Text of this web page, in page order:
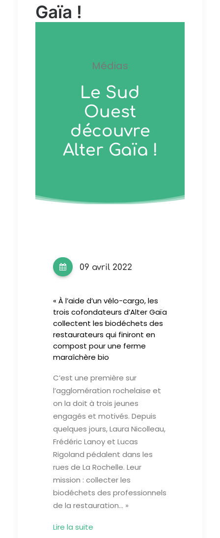
Gaïa !
Médias
Le Sud
Ouest
découvre
Alter Gaïa !
09 avril 2022
« À l’aide d’un vélo-cargo, les
trois cofondateurs d’Alter Gaïa
collectent les biodéchets des
restaurateurs qui finiront en
compost pour une ferme
maraîchère bio
C’est une première sur
l’agglomération rochelaise et
on la doit à trois jeunes
engagés et motivés. Depuis
quelques jours, Laura Nicolleau,
Frédéric Lanoy et Lucas
Rigoland pédalent dans les
rues de La Rochelle. Leur
mission : collecter les
biodéchets des professionnels
de la restauration… »
Lire la suite